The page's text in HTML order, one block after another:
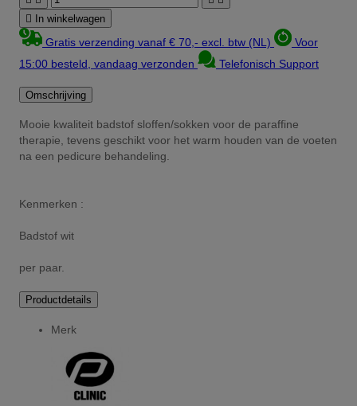
 In winkelwagen
Gratis verzending vanaf € 70,- excl. btw (NL)
Voor
15:00 besteld, vandaag verzonden
Telefonisch Support
Omschrijving
Mooie kwaliteit badstof sloffen/sokken voor de paraffine
therapie, tevens geschikt voor het warm houden van de voeten
na een pedicure behandeling.
Kenmerken :
Badstof wit
per paar.
Productdetails
Merk